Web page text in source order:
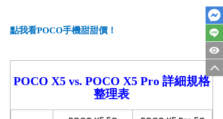
點我看POCO手機甜甜價！
POCO X5vs. POCO X5 Pro 詳細規格
整理表